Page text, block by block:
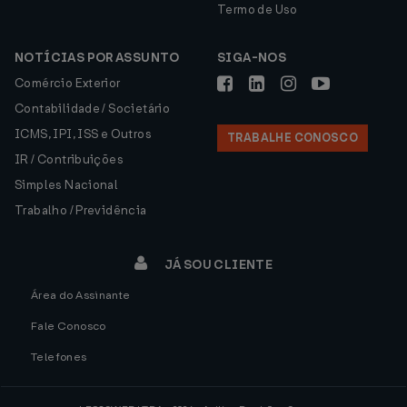
Termo de Uso
NOTÍCIAS POR ASSUNTO
Comércio Exterior
Contabilidade / Societário
ICMS, IPI, ISS e Outros
IR / Contribuições
Simples Nacional
Trabalho / Previdência
SIGA-NOS
TRABALHE CONOSCO
JÁ SOU CLIENTE
Área do Assinante
Fale Conosco
Telefones